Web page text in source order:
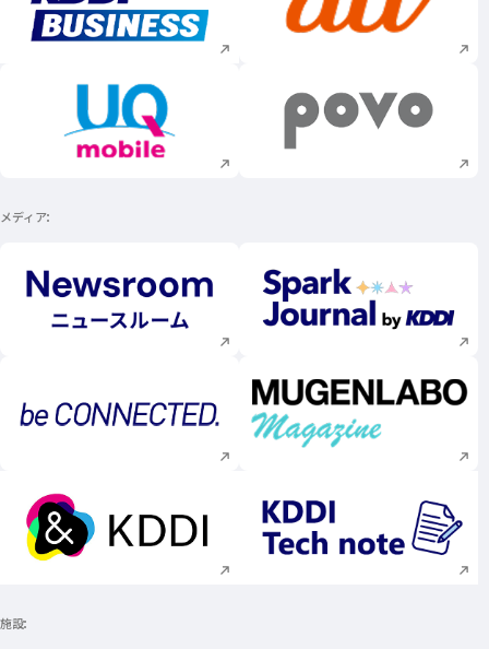
新規ウィンドウで開く 新規ウィンドウで
新規ウィンドウで開く 新規ウィンドウで
メディア
新規ウィンドウで開く 新規ウィンドウで
新規ウィンドウで開く 新規ウィンドウで
新規ウィンドウで開く 新規ウィンドウで
施設